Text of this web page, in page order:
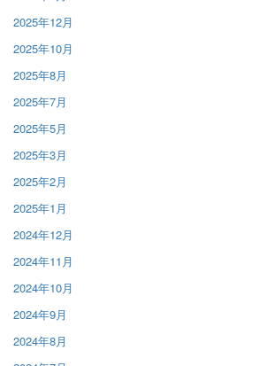
2025年12月
2025年10月
2025年8月
2025年7月
2025年5月
2025年3月
2025年2月
2025年1月
2024年12月
2024年11月
2024年10月
2024年9月
2024年8月